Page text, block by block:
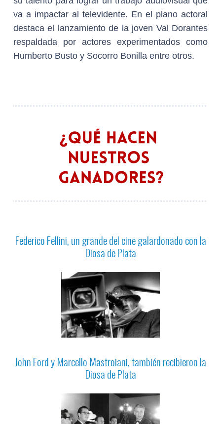
va a impactar al televidente. En el plano actoral
destaca el lanzamiento de la joven Val Dorantes
respaldada por actores experimentados como
Humberto Busto y Socorro Bonilla entre otros.
Federico Fellini, un grande del cine galardonado con la
Diosa de Plata
John Ford y Marcello Mastroiani, también recibieron la
Diosa de Plata